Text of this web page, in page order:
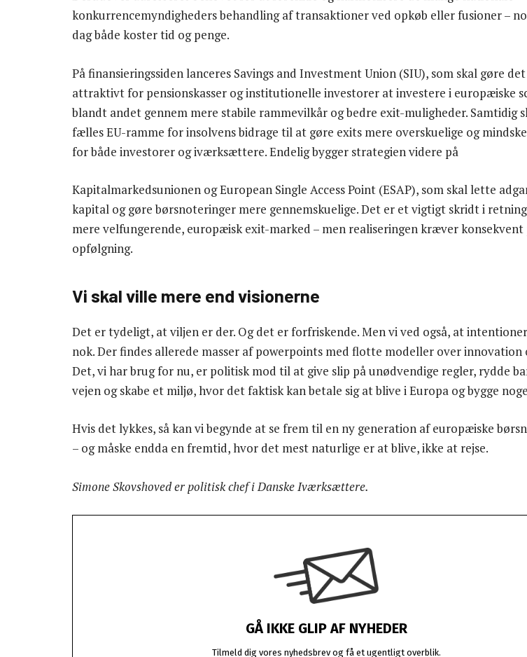
konkurrencemyndigheders behandling af transaktioner ved opkøb eller fusioner –
dag både koster tid og penge.
På finansieringssiden lanceres Savings and Investment Union (SIU), som skal gøre
attraktivt for pensionskasser og institutionelle investorer at investere i europæiske
blandt andet gennem mere stabile rammevilkår og bedre exit-muligheder. Samtidig
fælles EU-ramme for insolvens bidrage til at gøre exits mere overskuelige og
for både investorer og iværksættere. Endelig bygger strategien videre på
Kapitalmarkedsunionen og European Single Access Point (ESAP), som skal lette
kapital og gøre børsnoteringer mere gennemskuelige. Det er et vigtigt skridt i
mere velfungerende, europæisk exit-marked – men realiseringen kræver
opfølgning.
Vi skal ville mere end visionerne
Det er tydeligt, at viljen er der. Og det er forfriskende. Men vi ved også, at
nok. Der findes allerede masser af powerpoints med flotte modeller over innovation
Det, vi har brug for nu, er politisk mod til at give slip på unødvendige regler, rydde
vejen og skabe et miljø, hvor det faktisk kan betale sig at blive i Europa og bygge
Hvis det lykkes, så kan vi begynde at se frem til en ny generation af europæiske
– og måske endda en fremtid, hvor det mest naturlige er at blive, ikke at rejse.
Simone Skovshoved er politisk chef i Danske Iværksættere.
GÅ IKKE GLIP AF NYHEDER
Tilmeld dig vores nyhedsbrev og få et ugentligt overblik.